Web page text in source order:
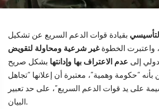
بقيادة قوات الدعم السريع عن تشكيل
واعتبرت الخطوةغير شرعية ومحاولة لتقويض
إلى عدم الاعتراف بها وإدانتها
بأنه “حكومة وهمية”، معتبرة أن إعلانها “تجاهل
على يد قوات الدعم السريع”، على حد تعبير
البيان.